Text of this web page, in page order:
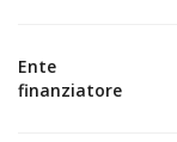
Ente
finanziatore